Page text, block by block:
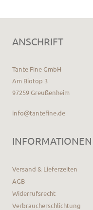
ANSCHRIFT
Tante Fine GmbH
Am Biotop 3
97259 Greußenheim
info@tantefine.de
INFORMATIONEN
Versand & Lieferzeiten
AGB
Widerrufsrecht
Verbraucherschlichtung